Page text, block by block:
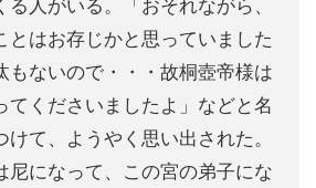
る人がいる。「おそれながら、
とはお存じかと思っていました
もないので・・・故桐壺帝様は
てくださいましたよ」などと名
て、ようやく思い出された。
尼になって、この宮の弟子にな